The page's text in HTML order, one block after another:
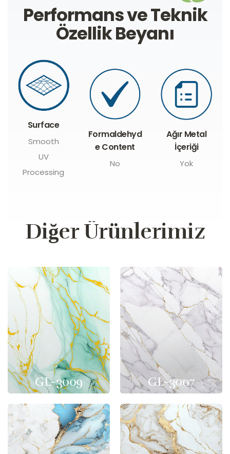
Performans ve Teknik
Özellik Beyanı
Surface
Smooth
UV
Processing
Formaldehyd
e Content
No
Ağır Metal
İçeriği
Yok
Diğer Ürünlerimiz
GL-3009 GL-3007